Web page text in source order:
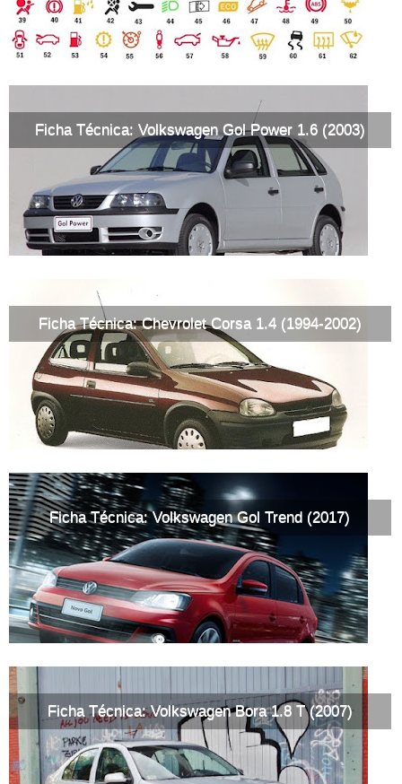
Ficha Técnica: Volkswagen Gol Power 1.6 (2003)
Ficha Técnica: Chevrolet Corsa 1.4 (1994-2002)
Ficha Técnica: Volkswagen Gol Trend (2017)
Ficha Técnica: Volkswagen Bora 1.8 T (2007)